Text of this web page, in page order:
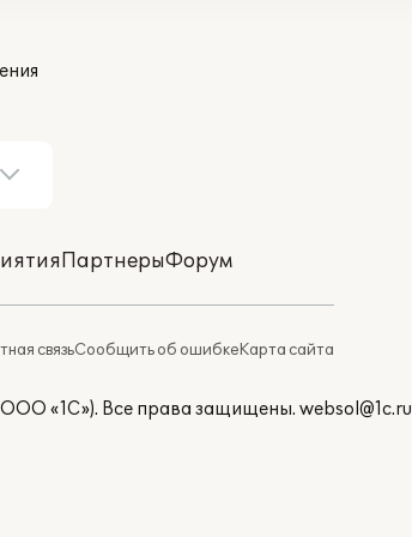
ПартнерыФорум
связьСообщить об ошибкеКарта сайта
ООО «1С»). Все права защищены. websol@1c.ru